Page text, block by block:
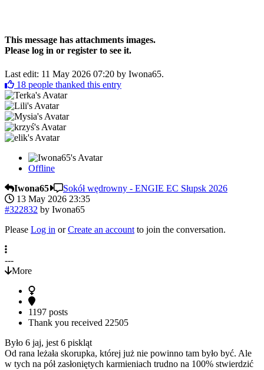
This message has attachments images.
Please log in or register to see it.
Last edit: 11 May 2026 07:20 by Iwona65.
18 people thanked this entry
Offline
Iwona65
Sokół wędrowny - ENGIE EC Słupsk 2026
13 May 2026 23:35
#322832 by Iwona65
Please Log in orCreate an account to join the conversation.
---
More
1197 posts
Thank you received 22505
Było 6 jaj, jest 6 piskląt
Od rana leżała skorupka, której już nie powinno tam było być. Ale
w tych na pół zasłoniętych karmieniach trudno na 100% stwierdzić